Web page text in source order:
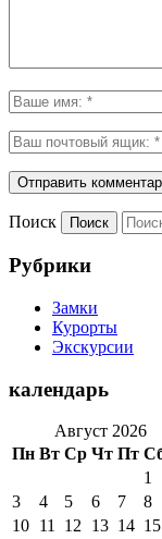
Поиск
Рубрики
Замки
Курорты
Экскурсии
календарь
Август 2026
Пн Вт Ср Чт Пт
1
3
4 5 6 7 8
10 11 12 13 14 15